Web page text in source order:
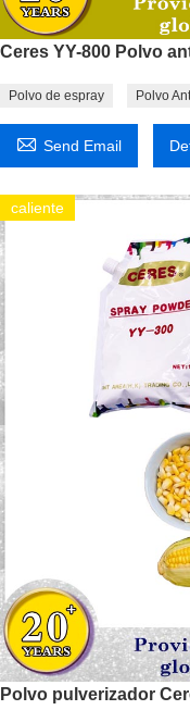
Ceres YY-800 Polvo
Polvo de espray Polvo
 Send Email
caliente
Polvo pulverizador